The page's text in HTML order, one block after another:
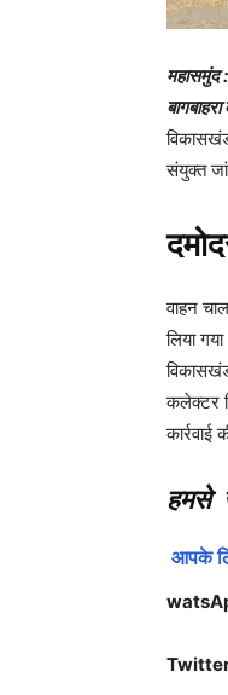
महासमुंद
संयुक्त
वाहन
लिया
कलेक्टर
हमसे
आपके